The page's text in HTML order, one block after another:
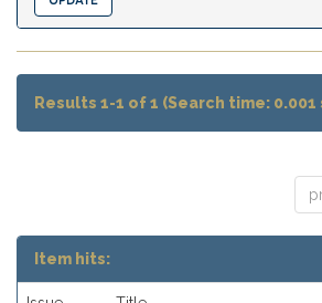
Results 1-1 of 1 (Search time:
Item hits: